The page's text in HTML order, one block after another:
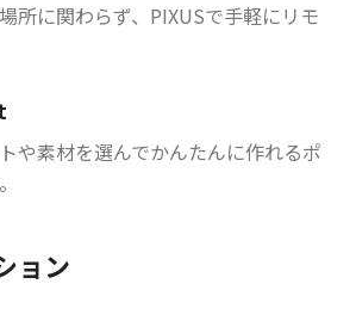
所に関わらず、PIXUSで手軽にリモ
や素材を選んでかんたんに作れるポ
ョン